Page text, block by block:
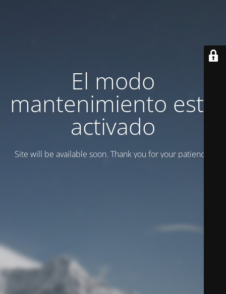
El modo
mantenimiento está
activado
Site will be available soon. Thank you for your patience!